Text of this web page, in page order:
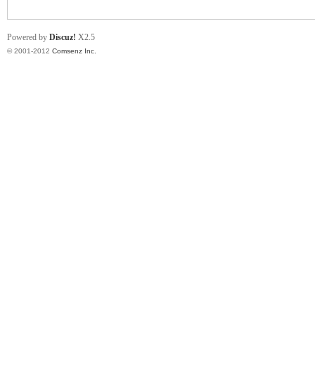
Powered by Discuz! X2.5
© 2001-2012 Comsenz Inc.